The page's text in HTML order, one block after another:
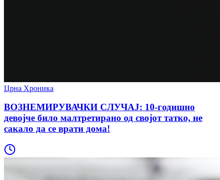
Црна Хроника
ВОЗНЕМИРУВАЧКИ СЛУЧАЈ: 10-годишно
девојче било малтретирано од својот татко, не
сакало да се врати дома!